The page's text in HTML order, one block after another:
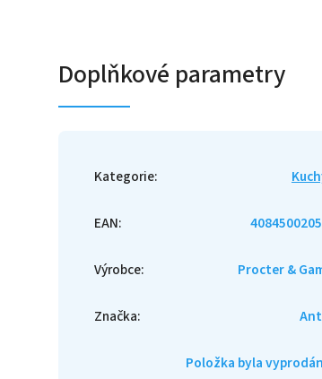
Doplňkové parametry
Kategorie:
EAN:
Výrobce: Procter &
Značka:
Položka byla